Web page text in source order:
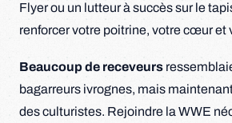
Flyer ou un lutteur à succès sur le
renforcer votre poitrine, votre cœur et
Beaucoup de receveurs
bagarreurs ivrognes, mais
des culturistes. Rejoindre la WWE